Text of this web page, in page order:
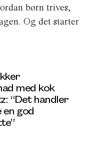
børn trives,
Og det starter
med kok
“Det handler
god